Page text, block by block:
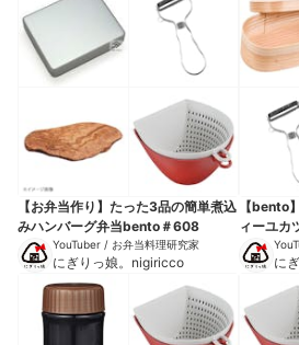
【お弁当作り】たった3品の簡単煮込
みハンバーグ弁当bento＃608
YouTuber / お弁当料理研究家
にぎりっ娘。nigiricco
【bento
ィーユカ
に